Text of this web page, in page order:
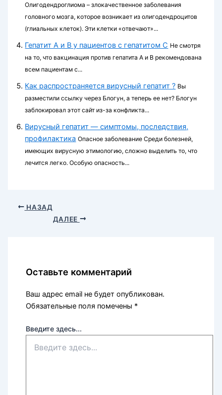
Олигодендроглиома – злокачественное заболевания
головного мозга, которое возникает из олигодендроцитов
(глиальных клеток). Эти клетки «отвечают»...
Гепатит А и В у пациентов с гепатитом С Не смотря
на то, что вакцинация против гепатита А и В рекомендована
всем пациентам с...
Как распространяется вирусный гепатит ? Вы
разместили ссылку через Блогун, а теперь ее нет? Блогун
заблокировал этот сайт из-за конфликта...
Вирусный гепатит — симптомы, последствия,
профилактика Опасное заболевание Среди болезней,
имеющих вирусную этимологию, сложно выделить то, что
лечится легко. Особую опасность...
НАЗАД
ДАЛЕЕ
Оставьте комментарий
Ваш адрес email не будет опубликован.
Обязательные поля помечены *
Введите здесь...